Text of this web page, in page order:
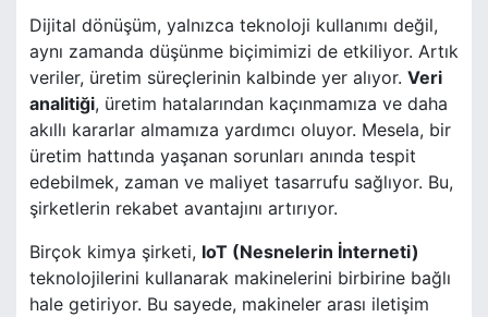
Dijital dönüşüm, yalnızca teknoloji kullanımı değil,
aynı zamanda düşünme biçimimizi de etkiliyor. Artık
veriler, üretim süreçlerinin kalbinde yer alıyor. Veri
analitiği, üretim hatalarından kaçınmamıza ve daha
akıllı kararlar almamıza yardımcı oluyor. Mesela, bir
üretim hattında yaşanan sorunları anında tespit
edebilmek, zaman ve maliyet tasarrufu sağlıyor. Bu,
şirketlerin rekabet avantajını artırıyor.
Birçok kimya şirketi, IoT (Nesnelerin İnterneti)
teknolojilerini kullanarak makinelerini birbirine bağlı
hale getiriyor. Bu sayede, makineler arası iletişim